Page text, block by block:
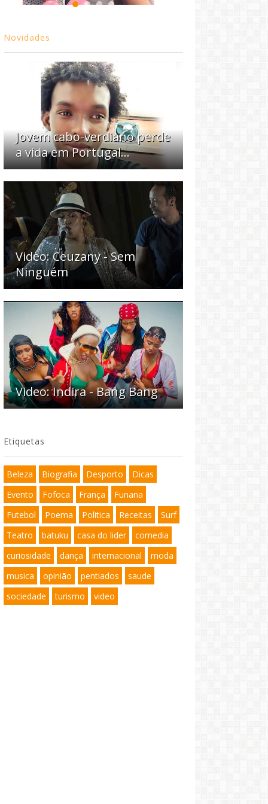
Novidades
Jovem cabo-verdiano perde
a vida em Portugal...
Video: Ceuzany - Sem
Ninguém
Video: Indira - Bang Bang
Etiquetas
Beleza Biografia Desporto
Dicas
Evento
Fofoca França
Funana
Futebol
Poema Politica Receitas
Surf
Teatro
batuku casa do lider
comedia
curiosidade
dança internacional
moda
musica
opinião pentiados
saude
sociedade
turismo video